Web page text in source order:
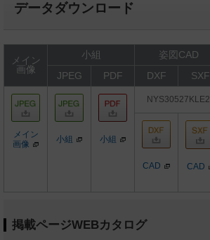
データダウンロード
メイン
画像
小組 姿図CAD
JPEG
PDF DXF SXF
メイン
画像
小組 小組
NYS30527KLE2
CAD CAD
掲載ページWEBカタログ